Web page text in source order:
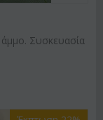
Συσκευασία